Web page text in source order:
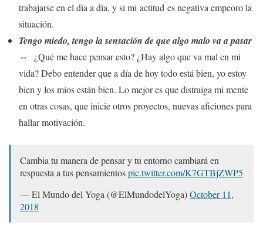
trabajarse en el día a día, y si mi actitud es negativa empeoro la
situación.
Tengo miedo, tengo la sensación de que algo malo va a pasar
⇔
¿Qué me hace pensar esto? ¿Hay algo que va mal en mi
vida? Debo entender que a día de hoy todo está bien, yo estoy
bien y los míos están bien. Lo mejor es que distraiga mi mente
en otras cosas, que inicie otros proyectos, nuevas aficiones para
hallar motivación.
Cambia tu manera de pensar y tu entorno cambiará en
respuesta a tus pensamientospic.twitter.com/K7GTBjZWP5
— El Mundo del Yoga (@ElMundodelYoga)October 11,
2018